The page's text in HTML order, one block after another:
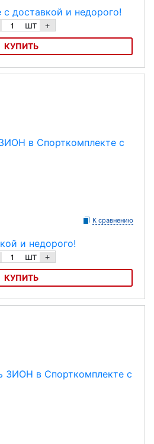
шт +
КУПИТЬ
К сравнению
шт +
КУПИТЬ